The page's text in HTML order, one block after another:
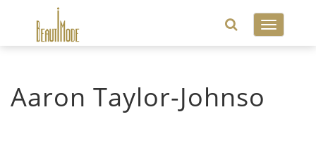
Toggle
Aaron Taylor-Johnso